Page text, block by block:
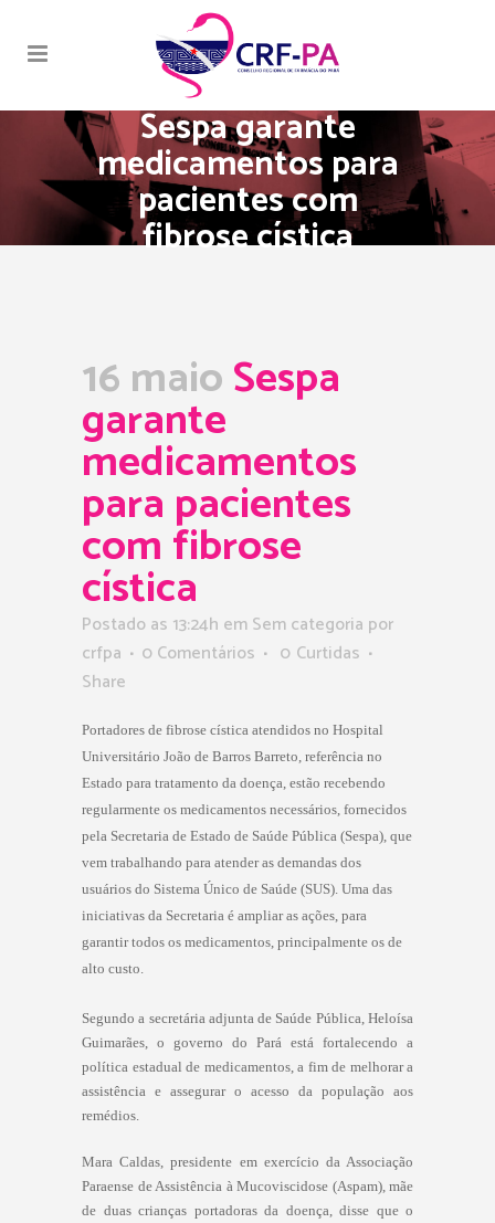
Sespa garante
medicamentos para
pacientes com
fibrose cística
16 maioSespa
garante
medicamentos
para pacientes
com fibrose
cística
Postado as 13:24h em Sem categoria por
crfpa
0 Comentários 0 Curtidas
Share
Portadores de fibrose cística atendidos no Hospital
Universitário João de Barros Barreto, referência no
Estado para tratamento da doença, estão recebendo
regularmente os medicamentos necessários, fornecidos
pela Secretaria de Estado de Saúde Pública (Sespa), que
vem trabalhando para atender as demandas dos
usuários do Sistema Único de Saúde (SUS). Uma das
iniciativas da Secretaria é ampliar as ações, para
garantir todos os medicamentos, principalmente os de
alto custo.
Segundo a secretária adjunta de Saúde Pública, Heloísa
Guimarães, o governo do Pará está fortalecendo a
política estadual de medicamentos, a fim de melhorar a
assistência e assegurar o acesso da população aos
remédios.
Mara Caldas, presidente em exercício da Associação
Paraense de Assistência à Mucoviscidose (Aspam), mãe
de duas crianças portadoras da doença, disse que o